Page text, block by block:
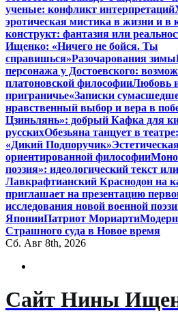
ученые: конфликт интерпретаций
эротическая мистика в жизни и в
конструкт: фантазия или
Ищенко: «Ничего не бойся. Ты
справишься»Разочарования зимы
персонажа у Достоевского:
платоновской философииЛюбовь
приграничье«Записки
нравственный выбор и вера в
Цзиньлянь»: добрый Кафка для
русскихОбезьяна танцует в
«Дикий Подпоручик»
ориентированной философии
поэзия»: идеологический текст
Лавкрафтианский Краснодон на
приглашает на презентацию
исследования новой военной
ЯпонииПатриот МориартиМодерн
Страшного суда в Новое время
Сб. Авг 8th, 2026
Сайт Нины